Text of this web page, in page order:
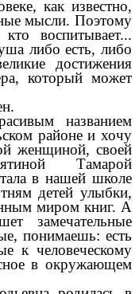
как известно,
мысли. Поэтому
воспитывает...
либо есть, либо
достижения
который может
названием
районе и хочу
женщиной, своей
Тамарой
в нашей школе
детей улыбки,
миром книг. А
замечательные
понимаешь: есть
к человеческому
в окружающем